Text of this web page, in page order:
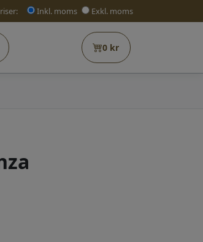
Inkl. moms Exkl. moms
0 kr